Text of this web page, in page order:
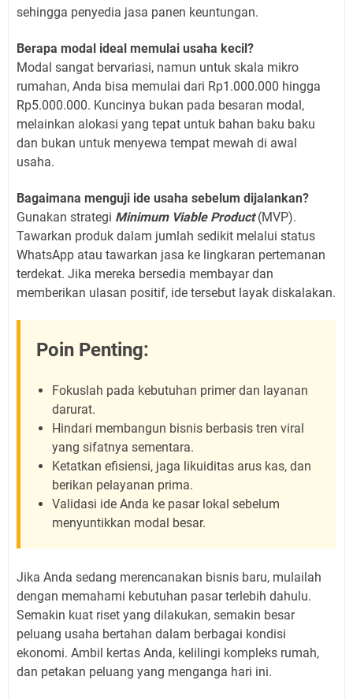
sehingga penyedia jasa panen keuntungan.
Berapa modal ideal memulai usaha kecil?
Modal sangat bervariasi, namun untuk skala mikro
rumahan, Anda bisa memulai dari Rp1.000.000 hingga
Rp5.000.000. Kuncinya bukan pada besaran modal,
melainkan alokasi yang tepat untuk bahan baku baku
dan bukan untuk menyewa tempat mewah di awal
usaha.
Bagaimana menguji ide usaha sebelum dijalankan?
Gunakan strategi Minimum Viable Product(MVP).
Tawarkan produk dalam jumlah sedikit melalui status
WhatsApp atau tawarkan jasa ke lingkaran pertemanan
terdekat. Jika mereka bersedia membayar dan
memberikan ulasan positif, ide tersebut layak diskalakan.
Poin Penting:
Fokuslah pada kebutuhan primer dan layanan
darurat.
Hindari membangun bisnis berbasis tren viral
yang sifatnya sementara.
Ketatkan efisiensi, jaga likuiditas arus kas, dan
berikan pelayanan prima.
Validasi ide Anda ke pasar lokal sebelum
menyuntikkan modal besar.
Jika Anda sedang merencanakan bisnis baru, mulailah
dengan memahami kebutuhan pasar terlebih dahulu.
Semakin kuat riset yang dilakukan, semakin besar
peluang usaha bertahan dalam berbagai kondisi
ekonomi. Ambil kertas Anda, kelilingi kompleks rumah,
dan petakan peluang yang menganga hari ini.